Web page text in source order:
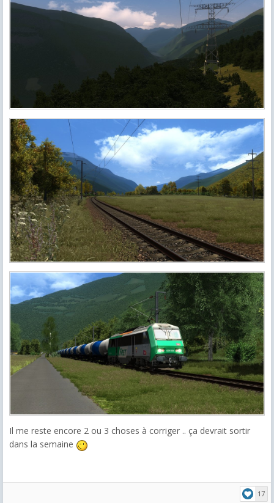
Il me reste encore 2 ou 3 choses à corriger .. ça devrait sortir
dans la semaine
17